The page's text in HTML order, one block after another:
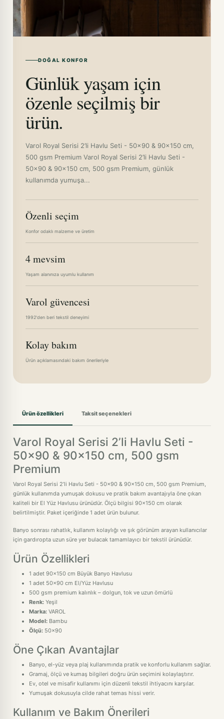
DOĞAL KONFOR
Günlük yaşam için
özenle seçilmiş bir
ürün.
Varol Royal Serisi 2’li Havlu Seti - 50x90 & 90x150 cm,
500 gsm Premium Varol Royal Serisi 2’li Havlu Seti -
50x90 & 90x150 cm, 500 gsm Premium, günlük
kullanımda yumuşa...
Özenli seçim
Konfor odaklı malzeme ve üretim
4 mevsim
Yaşam alanınıza uyumlu kullanım
Varol güvencesi
1992'den beri tekstil deneyimi
Kolay bakım
Ürün açıklamasındaki bakım önerileriyle
Ürün özellikleri Taksit seçenekleri
Varol Royal Serisi 2’li Havlu Seti -
50x90 & 90x150 cm, 500 gsm
Premium
Varol Royal Serisi 2’li Havlu Seti - 50x90 & 90x150 cm, 500 gsm Premium,
günlük kullanımda yumuşak dokusu ve pratik bakım avantajıyla öne çıkan
kaliteli bir El Yüz Havlusu ürünüdür. Ölçü bilgisi 90x150 cm olarak
belirtilmiştir. Paket içeriğinde 1 adet ürün bulunur.
Banyo sonrası rahatlık, kullanım kolaylığı ve şık görünüm arayan kullanıcılar
için gardıropta uzun süre yer bulacak tamamlayıcı bir tekstil ürünüdür.
Ürün Özellikleri
1 adet 90x150 cm Büyük Banyo Havlusu
1 adet 50x90 cm El/Yüz Havlusu
500 gsm premium kalınlık – dolgun, tok ve uzun ömürlü
Renk: Yeşil
Marka: VAROL
Model: Bambu
Ölçü: 50x90
Öne Çıkan Avantajlar
Banyo, el-yüz veya plaj kullanımında pratik ve konforlu kullanım sağlar.
Gramaj, ölçü ve kumaş bilgileri doğru ürün seçimini kolaylaştırır.
Ev, otel ve misafir kullanımı için düzenli tekstil ihtiyacını karşılar.
Yumuşak dokusuyla cilde rahat temas hissi verir.
Kullanım ve Bakım Önerileri